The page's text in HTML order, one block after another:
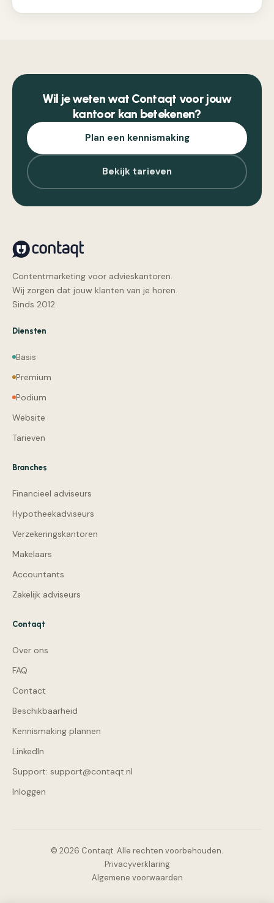
Wil je weten wat Contaqt voor jouw
kantoor kan betekenen?
Plan een kennismaking
Bekijk tarieven
Contentmarketing voor advieskantoren.
Wij zorgen dat jouw klanten van je horen.
Sinds 2012.
Diensten
Basis
Premium
Podium
Website
Tarieven
Branches
Financieel adviseurs
Hypotheekadviseurs
Verzekeringskantoren
Makelaars
Accountants
Zakelijk adviseurs
Contaqt
Over ons
FAQ
Contact
Beschikbaarheid
Kennismaking plannen
LinkedIn
Support: support@contaqt.nl
Inloggen
© 2026 Contaqt. Alle rechten voorbehouden.
Privacyverklaring
Algemene voorwaarden